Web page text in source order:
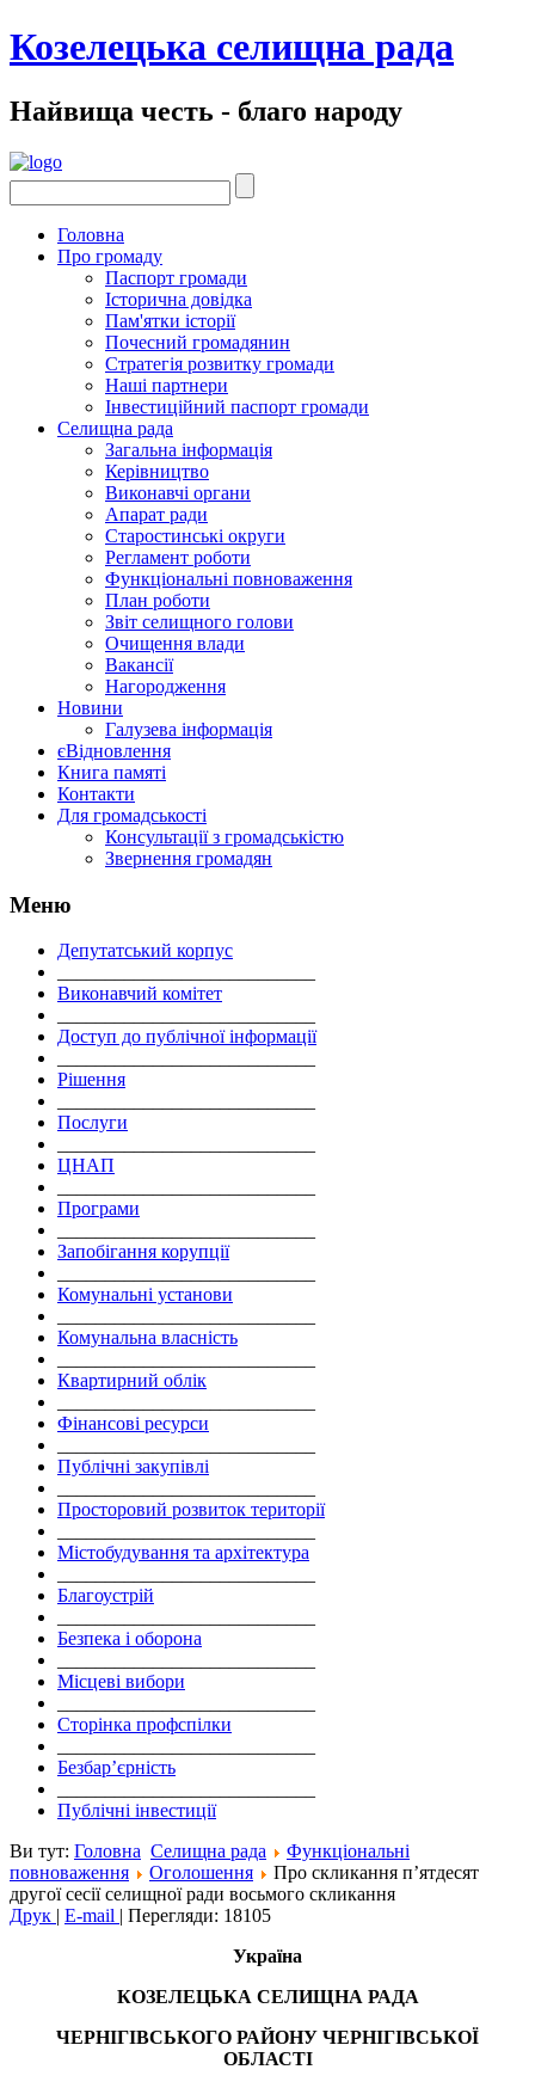
Козелецька селищна рада
Найвища честь - благо народу
Головна
Про громаду
Паспорт громади
Історична довідка
Пам'ятки історії
Почесний громадянин
Стратегія розвитку громади
Наші партнери
Інвестиційний паспорт громади
Селищна рада
Загальна інформація
Керівництво
Виконавчі органи
Апарат ради
Старостинські округи
Регламент роботи
Функціональні повноваження
План роботи
Звіт селищного голови
Очищення влади
Вакансії
Нагородження
Новини
Галузева інформація
єВідновлення
Книга памяті
Контакти
Для громадськості
Консультації з громадськістю
Звернення громадян
Меню
Депутатський корпус
Виконавчий комітет
Доступ до публічної інформації
Рішення
Послуги
ЦНАП
Програми
Запобігання корупції
Комунальні установи
Комунальна власність
Квартирний облік
Фінансові ресурси
Публічні закупівлі
Просторовий розвиток території
Містобудування та архітектура
Благоустрій
Безпека і оборона
Місцеві вибори
Сторінка профспілки
Безбар’єрність
Публічні інвестиції
Ви тут: Головна Селищна рада
Функціональні
повноваження
Оголошення
Про скликання п’ятдесят
другої сесії селищної ради восьмого скликання
Друк | E-mail | Перегляди: 18105
Україна
КОЗЕЛЕЦЬКА СЕЛИЩНА РАДА
ЧЕРНІГІВСЬКОГО РАЙОНУ ЧЕРНІГІВСЬКОЇ
ОБЛАСТІ